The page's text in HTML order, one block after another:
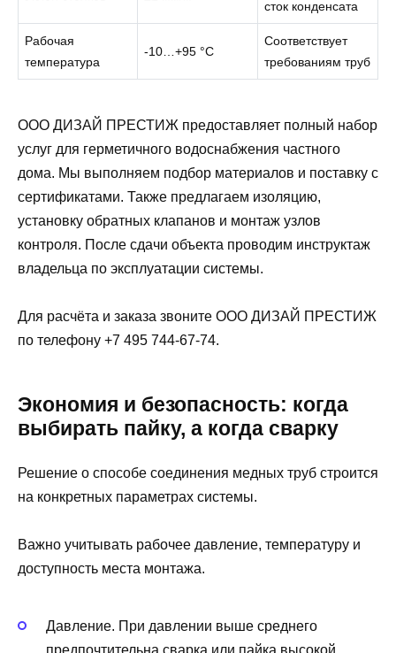
сток конденсата
Рабочая
температура
-10…+95 °C
Соответствует
требованиям труб
ООО ДИЗАЙ ПРЕСТИЖ предоставляет полный набор
услуг для герметичного водоснабжения частного
дома. Мы выполняем подбор материалов и поставку с
сертификатами. Также предлагаем изоляцию,
установку обратных клапанов и монтаж узлов
контроля. После сдачи объекта проводим инструктаж
владельца по эксплуатации системы.
Для расчёта и заказа звоните ООО ДИЗАЙ ПРЕСТИЖ
по телефону +7 495 744-67-74.
Экономия и безопасность: когда
выбирать пайку, а когда сварку
Решение о способе соединения медных труб строится
на конкретных параметрах системы.
Важно учитывать рабочее давление, температуру и
доступность места монтажа.
Давление. При давлении выше среднего